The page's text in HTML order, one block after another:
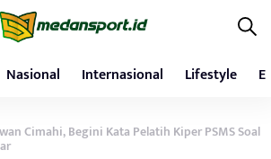
Nasional Internasional Lifestyle
Cimahi, Begini Kata Pelatih Kiper PSMS Soal